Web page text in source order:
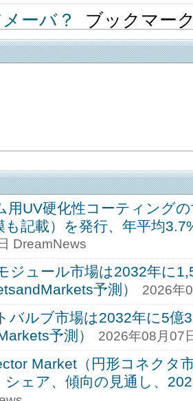
ーバ？ ブックマー
用UV硬化性コーティング
も記載）を発行、年平均
DreamNews
ジュール市場は2032年に
予測）
2026年
バルブ市場は2032年に5億
予測）
2026年08月07
Market（円形コネクタ
シェア、傾向の見通し、